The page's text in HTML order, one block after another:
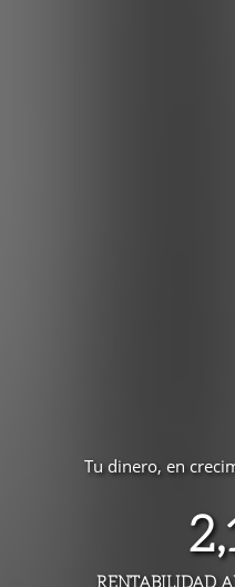
Tu dinero, en
RENTABILIDAD